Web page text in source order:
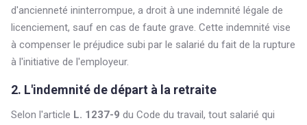
d'ancienneté ininterrompue, a droit à une indemnité légale de
licenciement, sauf en cas de faute grave. Cette indemnité vise
à compenser le préjudice subi par le salarié du fait de la rupture
à l'initiative de l'employeur.
2. L'indemnité de départ à la retraite
Selon l'article L. 1237-9 du Code du travail, tout salarié qui